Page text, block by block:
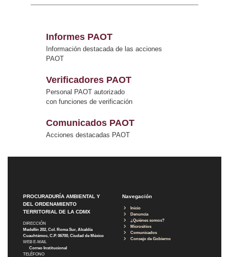
Informes PAOT
Información destacada de las acciones
PAOT
Verificadores PAOT
Personal PAOT autorizado
con funciones de verificación
Comunicados PAOT
Acciones destacadas PAOT
PROCURADURÍA AMBIENTAL Y
DEL ORDENAMIENTO
TERRITORIAL DE LA CDMX
DIRECCIÓN
Medellín 202, Col. Roma Sur, Alcaldía
Cuauhtémoc, C.P. 06700, Ciudad de México
WEB E-MAIL
Correo Institucional
TELÉFONO
Navegación
Inicio
Denuncia
¿Quiénes somos?
Micrositios
Comunicados
Consejo de Gobierno